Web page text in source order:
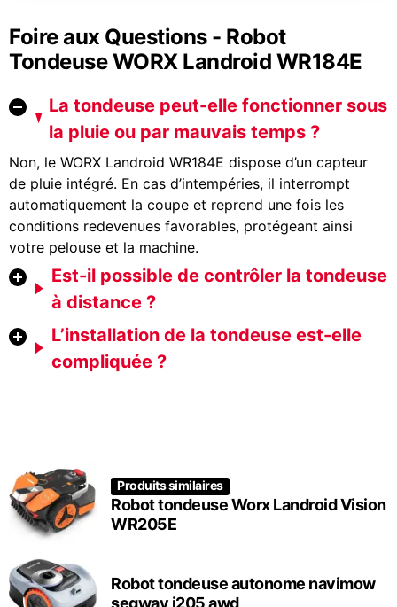
Foire aux Questions - Robot
Tondeuse WORX Landroid WR184E
La tondeuse peut-elle fonctionner sous
la pluie ou par mauvais temps ?
Non, le WORX Landroid WR184E dispose d’un capteur
de pluie intégré. En cas d’intempéries, il interrompt
automatiquement la coupe et reprend une fois les
conditions redevenues favorables, protégeant ainsi
votre pelouse et la machine.
Est-il possible de contrôler la tondeuse
à distance ?
L’installation de la tondeuse est-elle
compliquée ?
Produits similaires
Robot tondeuse Worx Landroid Vision
WR205E
Robot tondeuse autonome navimow
segway i205 awd